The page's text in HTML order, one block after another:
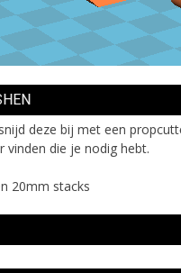
deze bij met een
vinden die je nodig hebt.
20mm stacks